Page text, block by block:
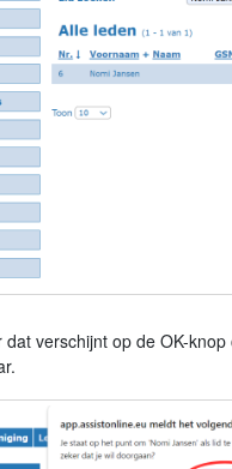
verschijnt op de OK-